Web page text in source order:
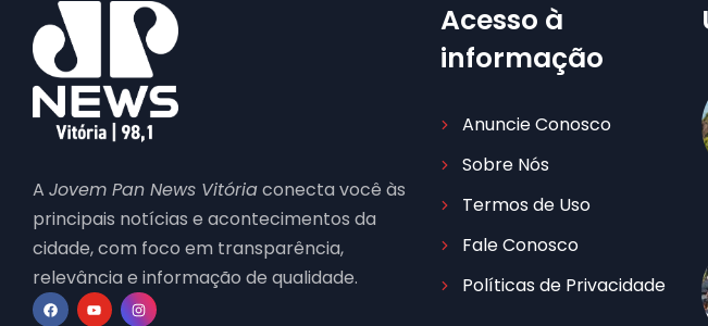
A Jovem Pan News Vitóriaconecta você às
principais notícias e acontecimentos da
cidade, com foco em transparência,
relevância e informação de qualidade.
Acesso à
informação
Anuncie Conosco
Sobre Nós
Termos de Uso
Fale Conosco
Políticas de Privacidade